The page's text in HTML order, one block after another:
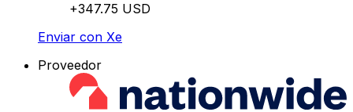
+347.75 USD
Enviar con Xe
Proveedor